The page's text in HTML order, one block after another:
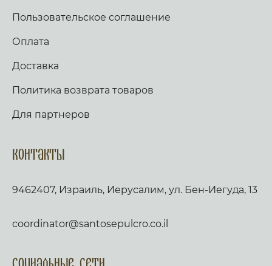
Пользовательское соглашение
Оплата
Доставка
Политика возврата товаров
Для партнеров
Контакты
9462407, Израиль, Иерусалим, ул. Бен-Иегуда, 13
coordinator@santosepulcro.co.il